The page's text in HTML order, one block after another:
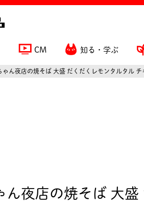
CM 知る・学ぶ
ゃん夜店の焼そば 大盛 だくだくレモンタルタル
ん夜店の焼そば 大